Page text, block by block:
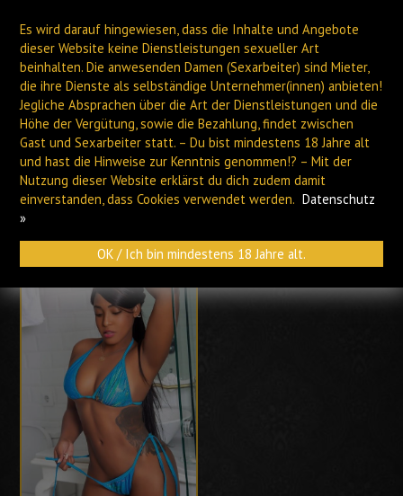
PLAUEN HOF
Archiv
Es wird darauf hingewiesen, dass die Inhalte und Angebote
dieser Website keine Dienstleistungen sexueller Art
beinhalten. Die anwesenden Damen (Sexarbeiter) sind Mieter,
die ihre Dienste als selbständige Unternehmer(innen) anbieten!
Jegliche Absprachen über die Art der Dienstleistungen und die
Höhe der Vergütung, sowie die Bezahlung, findet zwischen
Gast und Sexarbeiter statt. – Du bist mindestens 18 Jahre alt
und hast die Hinweise zur Kenntnis genommen!? – Mit der
Nutzung dieser Website erklärst du dich zudem damit
einverstanden, dass Cookies verwendet werden. Datenschutz
»
OK / Ich bin mindestens 18 Jahre alt.